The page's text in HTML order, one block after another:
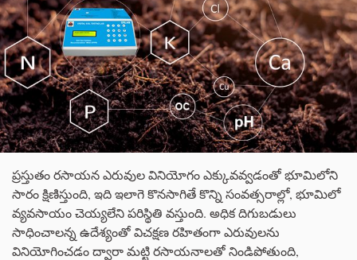
ప్రస్తుతం రసాయన ఎరువుల వినియోగం ఎక్కువవ్వడంతో భూమిలోని
సారం క్షిణిస్తుంది, ఇది ఇలాగె కొనసాగితే కొన్ని సంవత్సరాల్లో, భూమిలో
వ్యవసాయం చెయ్యలేని పరిస్థితి వస్తుంది. అధిక దిగుబడులు
సాధించాలన్న ఉదేశ్యంతో విచక్షణ రహితంగా ఎరువులను
వినియోగించడం ద్వారా మట్టి రసాయనాలతో నిండిపోతుంది,